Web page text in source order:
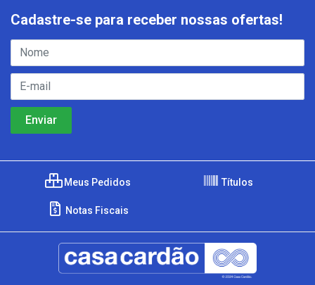
Cadastre-se para receber nossas ofertas!
Meus Pedidos Títulos
Notas Fiscais